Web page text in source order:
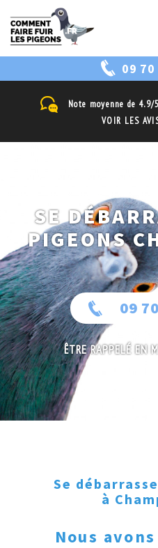
09
Note moyenne de 4.9/5
VOIR LES
SE
PIGEONS
09
ÊTRE RAPPELÉ EN
Se
à
Nous